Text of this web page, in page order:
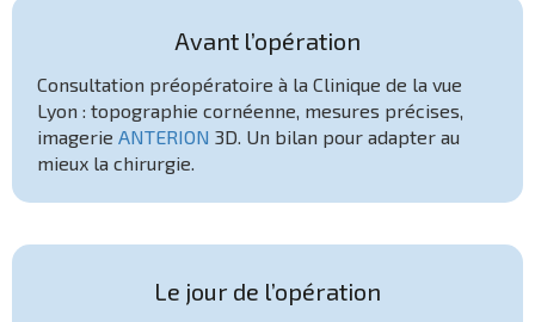
Avant l’opération
Consultation préopératoire à la Clinique de la vue
Lyon : topographie cornéenne, mesures précises,
imagerieANTERION 3D. Un bilan pour adapter au
mieux la chirurgie.
Le jour de l’opération